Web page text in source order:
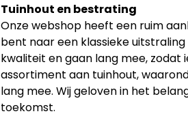
Tuinhout en bestrating
Onze webshop heeft een ruim
bent naar een klassieke
kwaliteit en gaan lang mee,
assortiment aan tuinhout,
lang mee. Wij geloven in het
toekomst.